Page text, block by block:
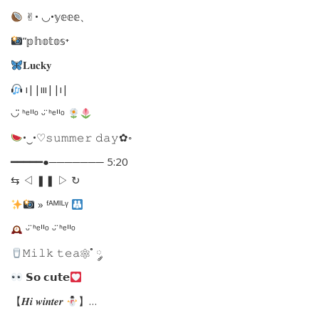
✌︎︎• ◡•𝕪𝕖𝕖𝕖、
”𝕡𝕙𝕠𝕥𝕠𝕤⁺
𝐋𝐮𝐜𝐤𝐲
︎ı||ııı||ı|
◡̈ ᑋᵉᑊᑊᵒ ᵕ̈ ᑋᵉᑊᑊᵒ
•‿•♡𝚜𝚞𝚖𝚖𝚎𝚛 𝚍𝚊𝚢✿◦
━━━━━●─────── 5:20
⇆ ㅤㅤㅤ◁ ㅤㅤ❚❚ ㅤㅤ▷ ㅤㅤㅤ↻
» ᶠᴬᴹᴵᴸᵞ
ᵕ̈ ᑋᵉᑊᑊᵒ ᵕ̈ ᑋᵉᑊᑊᵒ
𝙼𝚒𝚕𝚔 𝚝𝚎𝚊⚛˚ ༘
𝗦𝗼 𝗰𝘂𝘁𝗲
【𝑯𝒊 𝒘𝒊𝒏𝒕𝒆𝒓
】…